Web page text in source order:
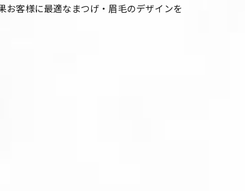
客様に最適なまつげ・眉毛のデザインを